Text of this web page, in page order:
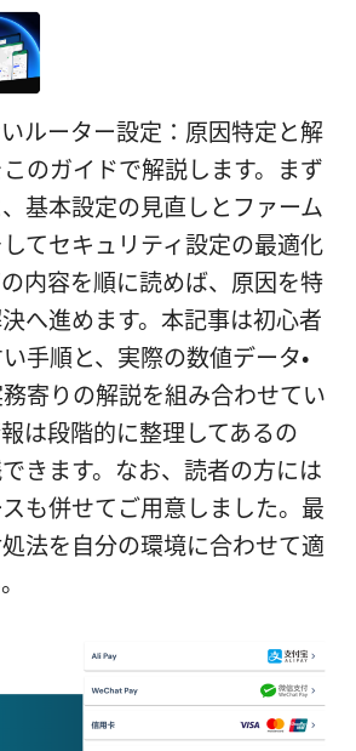
ルーター設定：原因特定と解
のガイドで解説します。まず
基本設定の見直しとファーム
てセキュリティ設定の最適化
内容を順に読めば、原因を特
へ進めます。本記事は初心者
手順と、実際の数値データ・
寄りの解説を組み合わせてい
は段階的に整理してあるの
きます。なお、読者の方には
も併せてご用意しました。最
法を自分の環境に合わせて適